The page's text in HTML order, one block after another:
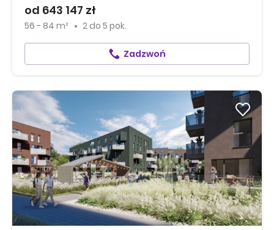
od 643 147 zł
56 - 84 m² 2 do 5 pok.
Zadzwoń